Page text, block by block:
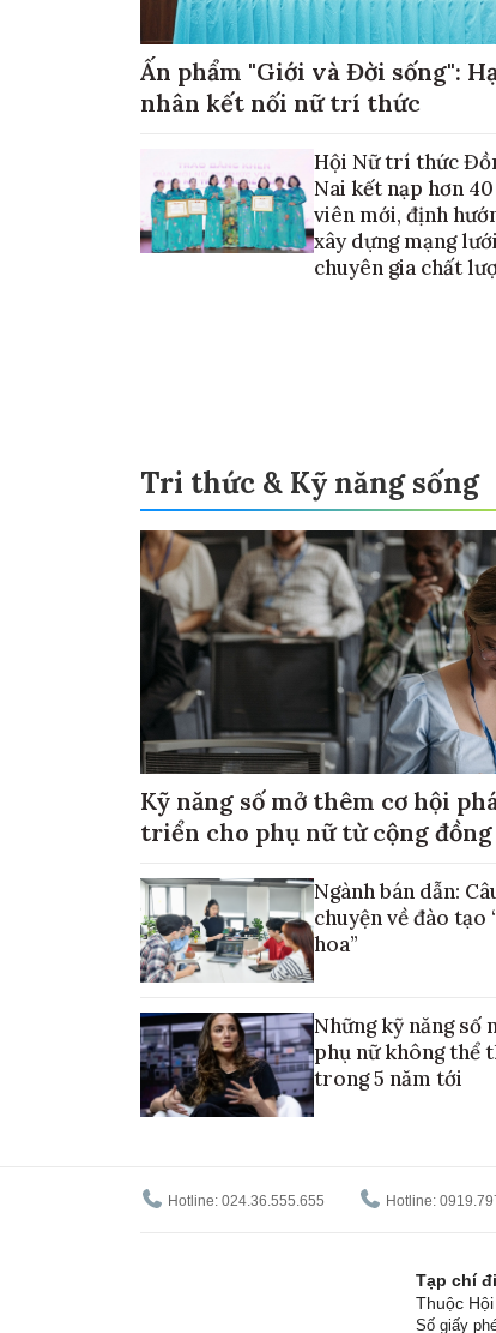
Ấn phẩm "Giới và Đời sống":
nhân kết nối nữ trí thức
Hội Nữ trí thức
Nai kết nạp hơn
viên mới, định
xây dựng mạng lưới
chuyên gia chất
Tri thức & Kỹ năng sống
Kỹ năng số mở thêm cơ hội
triển cho phụ nữ từ cộng đồng
Ngành bán dẫn:
chuyện về đào tạo
hoa”
Những kỹ năng số
phụ nữ không thể
trong 5 năm tới
Hotline: 024.36.555.655 Hotline:
Tạp chí
Thuộc
Số giấy